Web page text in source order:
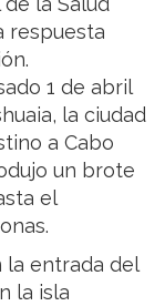
respuesta
1 de abril
la ciudad
a Cabo
un brote
el
la entrada del
la isla